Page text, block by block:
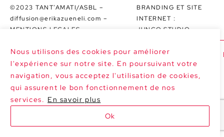
Nous utilisons des cookies pour améliorer
l'expérience sur notre site. En poursuivant votre
navigation, vous acceptez l'utilisation de cookies,
qui assurent le bon fonctionnement de nos
services. En savoir plus
Ok
©2023 TANT’AMATI/ASBL –
diffusion@erikazueneli.com –
MENTIONS LEGALES
BRANDING ET SITE
INTERNET :
JUNGO.STUDIO
>>> PROCHAINES DATES : SARABAND